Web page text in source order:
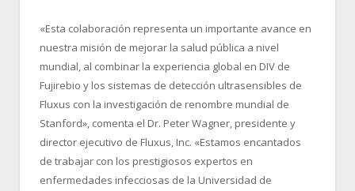
«Esta colaboración representa un importante avance en
nuestra misión de mejorar la salud pública a nivel
mundial, al combinar la experiencia global en DIV de
Fujirebio y los sistemas de detección ultrasensibles de
Fluxus con la investigación de renombre mundial de
Stanford», comenta el Dr. Peter Wagner, presidente y
director ejecutivo de Fluxus, Inc. «Estamos encantados
de trabajar con los prestigiosos expertos en
enfermedades infecciosas de la Universidad de